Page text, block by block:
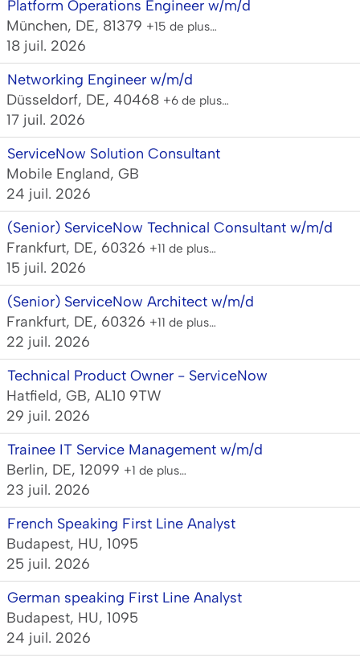
Platform Operations Engineer w/m/d
München, DE, 81379 +15 de plus…
18 juil. 2026
Networking Engineer w/m/d
Düsseldorf, DE, 40468 +6 de plus…
17 juil. 2026
ServiceNow Solution Consultant
Mobile England, GB
24 juil. 2026
(Senior) ServiceNow Technical Consultant w/m/d
Frankfurt, DE, 60326 +11 de plus…
15 juil. 2026
(Senior) ServiceNow Architect w/m/d
Frankfurt, DE, 60326 +11 de plus…
22 juil. 2026
Technical Product Owner - ServiceNow
Hatfield, GB, AL10 9TW
29 juil. 2026
Trainee IT Service Management w/m/d
Berlin, DE, 12099 +1 de plus…
23 juil. 2026
French Speaking First Line Analyst
Budapest, HU, 1095
25 juil. 2026
German speaking First Line Analyst
Budapest, HU, 1095
24 juil. 2026